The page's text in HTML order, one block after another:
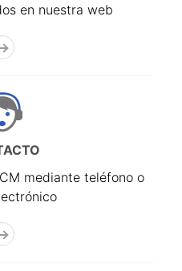
en nuestra web
mediante teléfono o